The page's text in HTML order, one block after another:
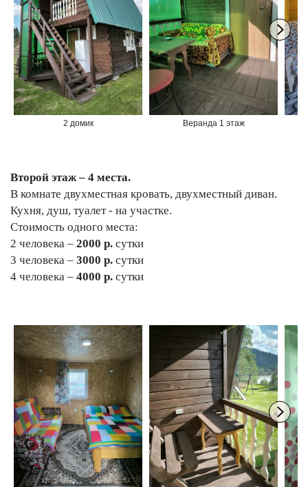
2 домик Веранда 1 этаж
Второй этаж – 4 места.
В комнате двухместная кровать, двухместный диван.
Кухня, душ, туалет - на участке.
Стоимость одного места:
2 человека – 2000 р. сутки
3 человека – 3000 р. сутки
4 человека – 4000 р. сутки